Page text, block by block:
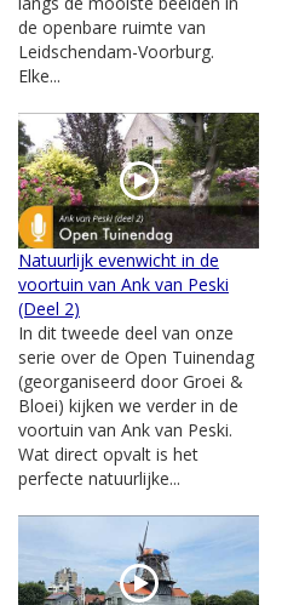
de openbare ruimte van
Leidschendam-Voorburg.
Elke...
Natuurlijk evenwicht in de
voortuin van Ank van Peski
(Deel 2)
In dit tweede deel van onze
serie over de Open Tuinendag
(georganiseerd door Groei &
Bloei) kijken we verder in de
voortuin van Ank van Peski.
Wat direct opvalt is het
perfecte natuurlijke...